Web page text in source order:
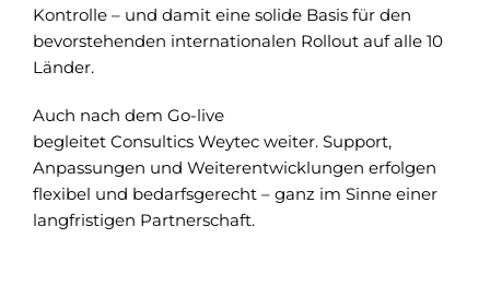
Kontrolle – und damit eine solide Basis für den
bevorstehenden internationalen Rollout auf alle 10
Länder.
Auch nach dem Go-live
begleitet Consultics Weytec weiter. Support,
Anpassungen und Weiterentwicklungen erfolgen
flexibel und bedarfsgerecht – ganz im Sinne einer
langfristigen Partnerschaft.